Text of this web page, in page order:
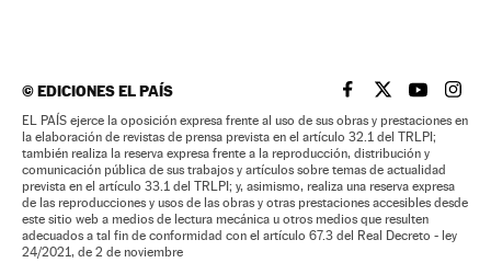
©EDICIONES EL PAÍS EL PAÍS BRASIL EN
EL PAÍSEL PAÍS
EL
EL PAÍS ejerce la oposición expresa frente al uso de sus obras y prestaciones en
la elaboración de revistas de prensa prevista en el artículo 32.1 del TRLPI;
también realiza la reserva expresa frente a la reproducción, distribución y
comunicación pública de sus trabajos y artículos sobre temas de actualidad
prevista en el artículo 33.1 del TRLPI; y, asimismo, realiza una reserva expresa
de las reproducciones y usos de las obras y otras prestaciones accesibles desde
este sitio web a medios de lectura mecánica u otros medios que resulten
adecuados a tal fin de conformidad con el artículo 67.3 del Real Decreto - ley
24/2021, de 2 de noviembre